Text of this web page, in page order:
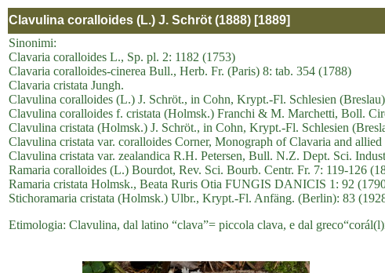
Clavulina coralloides (L.) J. Schröt (1888) [1889]
Sinonimi:
Clavaria coralloides L., Sp. pl. 2: 1182 (1753)
Clavaria coralloides-cinerea Bull., Herb. Fr. (Paris) 8: tab. 354 (1788)
Clavaria cristata Jungh.
Clavulina coralloides (L.) J. Schröt., in Cohn, Krypt.-Fl. Schlesien
Clavulina coralloides f. cristata (Holmsk.) Franchi & M. Marchetti, Boll.
Clavulina cristata (Holmsk.) J. Schröt., in Cohn, Krypt.-Fl. Schlesien
Clavulina cristata var. coralloides Corner, Monograph of Clavaria and
Clavulina cristata var. zealandica R.H. Petersen, Bull. N.Z. Dept. Sci.
Ramaria coralloides (L.) Bourdot, Rev. Sci. Bourb. Centr. Fr. 7: 119-126
Ramaria cristata Holmsk., Beata Ruris Otia FUNGIS DANICIS 1: 92
Stichoramaria cristata (Holmsk.) Ulbr., Krypt.-Fl. Anfäng. (Berlin): 83
Etimologia: Clavulina, dal latino “clava”= piccola clava, e dal